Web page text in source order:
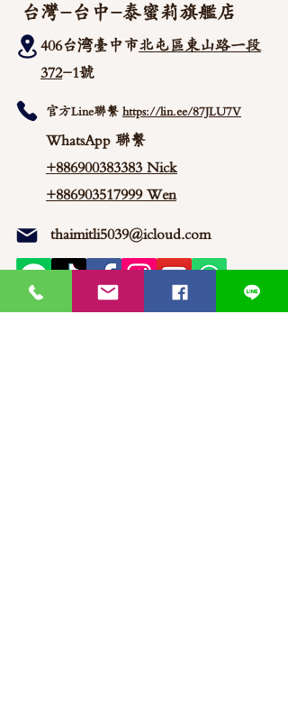
台灣-台中-泰蜜莉旗艦店
406台湾臺中市北屯區東山路一段
372-1號
官方Line聯繫 https://lin.ee/87JLU7V
WhatsApp 聯繫
+886900383383 Nick
+886903517999 Wen
thaimitli5039@icloud.com